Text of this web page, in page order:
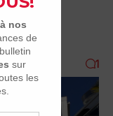
3.1K VUES 1